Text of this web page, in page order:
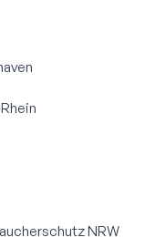
NRW